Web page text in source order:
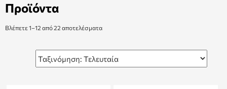
Προϊόντα
Βλέπετε 1–12 από 22 αποτελέσματα